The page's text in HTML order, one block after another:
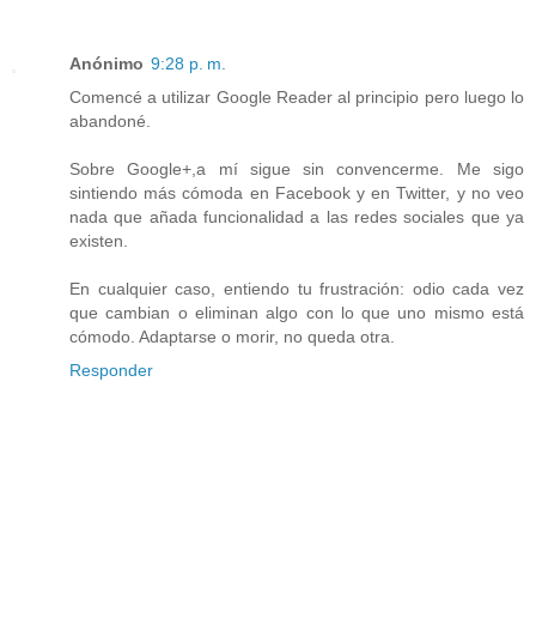
Anónimo 9:28 p. m.
Comencé a utilizar Google Reader al principio pero luego lo
abandoné.
Sobre Google+,a mí sigue sin convencerme. Me sigo
sintiendo más cómoda en Facebook y en Twitter, y no veo
nada que añada funcionalidad a las redes sociales que ya
existen.
En cualquier caso, entiendo tu frustración: odio cada vez
que cambian o eliminan algo con lo que uno mismo está
cómodo. Adaptarse o morir, no queda otra.
Responder